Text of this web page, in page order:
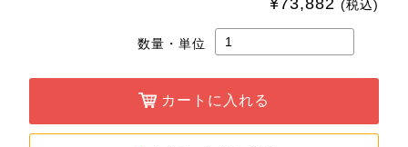
¥73,882 (税込)
数量・単位
カートに入れる